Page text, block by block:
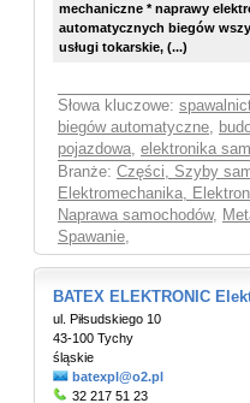
mechaniczne * naprawy
automatycznych biegów
usługi tokarskie, (...)
Słowa kluczowe:
biegów automatyczne,
pojazdowa, elektronika
Branże: Części, Szyby
Elektromechanika,
Naprawa samochodów,
Spawanie,
BATEX ELEKTRONIC
ul. Piłsudskiego 10
43-100 Tychy
śląskie
batexpl@o2.pl
32 217 51 23